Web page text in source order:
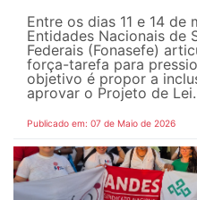
Entre os dias 11 e 14 de
Entidades Nacionais de
Federais (Fonasefe)
força-tarefa para
objetivo é propor a
aprovar o Projeto de
Publicado em: 07 de Maio de 2026